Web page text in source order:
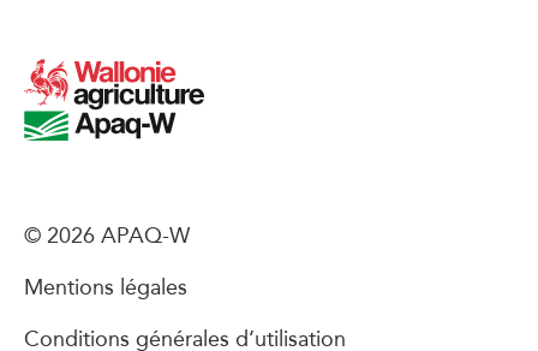
© 2026 APAQ-W
Mentions légales
Conditions générales d’utilisation